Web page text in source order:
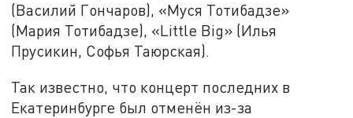
(Василий Гончаров), «Муся Тотибадзе»
(Мария Тотибадзе), «Little Big» (Илья
Прусикин, Софья Таюрская).
Так известно, что концерт последних в
Екатеринбурге был отменён из-за